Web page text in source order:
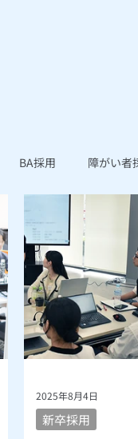
BA採用 障がい者
新卒採用
2025年8月4日